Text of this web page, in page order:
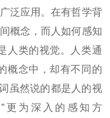
泛应用。在有哲学背
概念，而人如何感知
人类的视觉。人类通
概念中，却有不同的
虽然说的都是人的视
更为深入的感知方